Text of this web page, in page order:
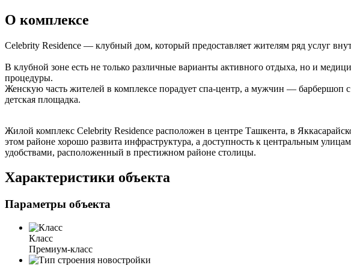
О комплексе
Celebrity Residence — клубный дом, который предоставляет жителям ряд услуг
В клубной зоне есть не только различные варианты активного отдыха, но и
процедуры.
Женскую часть жителей в комплексе порадует спа-центр, а мужчин — барбершоп
детская площадка.
Жилой комплекс Celebrity Residence расположен в центре Ташкента, в
этом районе хорошо развита инфраструктура, а доступность к центральным
удобствами, расположенный в престижном районе столицы.
Характеристики объекта
Параметры объекта
Класс
Премиум-класс